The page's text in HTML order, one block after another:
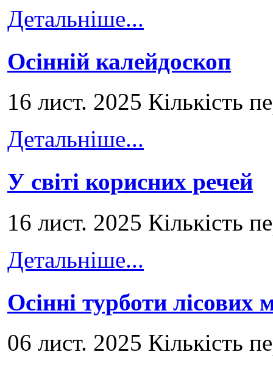
Детальніше...
Осінній калейдоскоп
16 лист. 2025 Кількість
Детальніше...
У світі корисних речей
16 лист. 2025 Кількість
Детальніше...
Осінні турботи лісових
06 лист. 2025 Кількість